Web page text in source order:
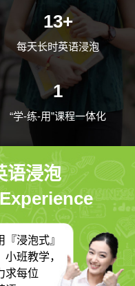
13+
每天长时英语浸泡
1
“学-练-用”课程一体化
语浸泡
浸泡式』
班教学，
求每位